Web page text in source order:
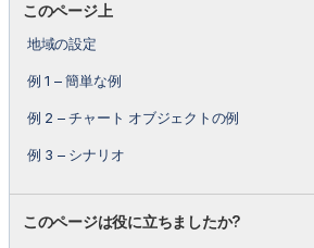
このページ上
地域の設定
例 1 – 簡単な例
例 2 – チャート オブジェクトの例
例 3 – シナリオ
このページは役に立ちましたか?